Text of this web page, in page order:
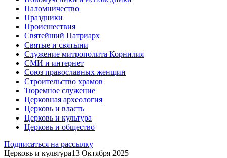
Паломничество
Праздники
Происшествия
Святейший Патриарх
Святые и святыни
Служение митрополита Корнилия
СМИ и интернет
Союз православных женщин
Строительство храмов
Тюремное служение
Церковная археология
Церковь и власть
Церковь и культура
Церковь и общество
Подписаться на рассылку
Церковь и культура13 Октября 2025